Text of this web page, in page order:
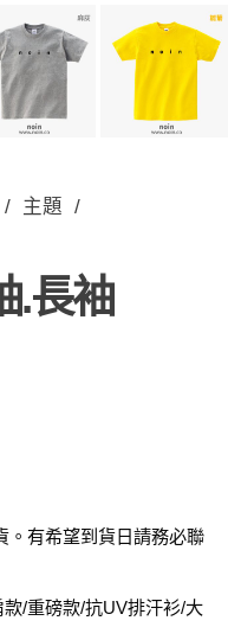
/ 主題 /
.長袖
。有希望到貨日請務必聯
/重磅款/抗UV排汗衫/大